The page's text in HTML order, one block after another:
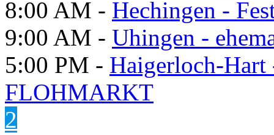
8:00 AM - Hechingen -
9:00 AM - Uhingen -
5:00 PM - Haigerloch-
FLOHMARKT
2